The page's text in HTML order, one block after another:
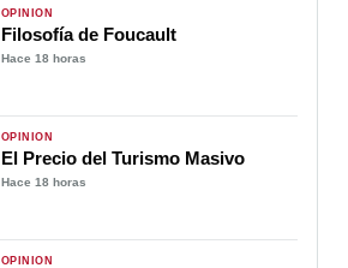
OPINIÓN
Filosofía de Foucault
Hace 18 horas
OPINIÓN
El Precio del Turismo Masivo
Hace 18 horas
OPINIÓN